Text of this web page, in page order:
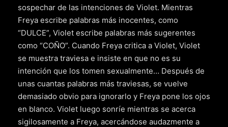
sospechar de las intenciones de Violet. Mientras
Freya escribe palabras más inocentes, como
“DULCE”, Violet escribe palabras más sugerentes
como “COÑO”. Cuando Freya critica a Violet, Violet
se muestra traviesa e insiste en que no es su
intención que los tomen sexualmente… Después de
unas cuantas palabras más traviesas, se vuelve
demasiado obvio para ignorarlo y Freya pone los ojos
en blanco. Violet luego sonríe mientras se acerca
sigilosamente a Freya, acercándose audazmente a